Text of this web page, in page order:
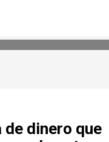
dinero que